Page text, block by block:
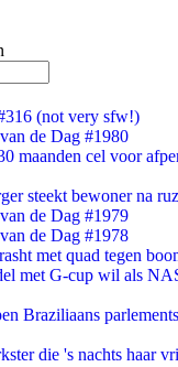
(not very sfw!)
de Dag #1980
maanden cel voor
steekt bewoner na
de Dag #1979
de Dag #1978
met quad tegen
met G-cup wil als
Braziliaans
die 's nachts haar